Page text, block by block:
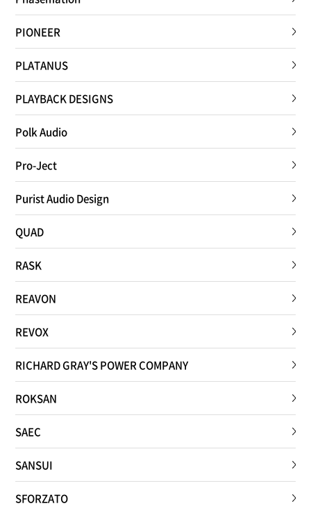
PIONEER
PLATANUS
PLAYBACK DESIGNS
Polk Audio
Pro-Ject
Purist Audio Design
QUAD
RASK
REAVON
REVOX
RICHARD GRAY'S POWER COMPANY
ROKSAN
SAEC
SANSUI
SFORZATO